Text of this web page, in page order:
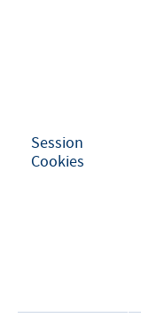
Session
Cookies